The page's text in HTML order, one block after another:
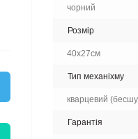
чорний
Розмір
40х27см
Тип механіхму
кварцевий
Гарантія